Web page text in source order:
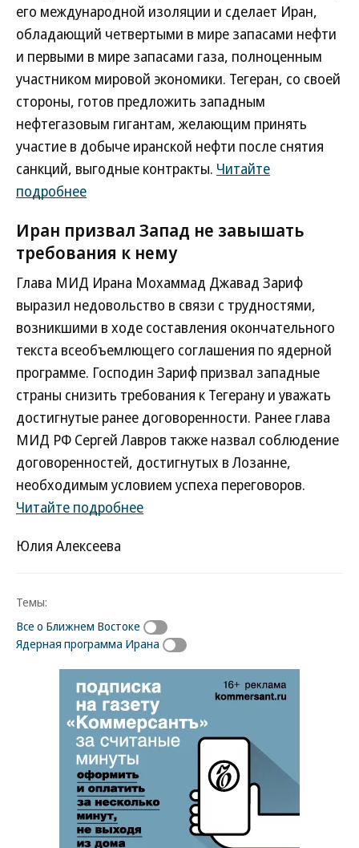
его международной изоляции и сделает Иран,
обладающий четвертыми в мире запасами нефти
и первыми в мире запасами газа, полноценным
участником мировой экономики. Тегеран, со своей
стороны, готов предложить западным
нефтегазовым гигантам, желающим принять
участие в добыче иранской нефти после снятия
санкций, выгодные контракты. Читайте
подробнее
Иран призвал Запад не завышать
требования к нему
Глава МИД Ирана Мохаммад Джавад Зариф
выразил недовольство в связи с трудностями,
возникшими в ходе составления окончательного
текста всеобъемлющего соглашения по ядерной
программе. Господин Зариф призвал западные
страны снизить требования к Тегерану и уважать
достигнутые ранее договоренности. Ранее глава
МИД РФ Сергей Лавров также назвал соблюдение
договоренностей, достигнутых в Лозанне,
необходимым условием успеха переговоров.
Читайте подробнее
Юлия Алексеева
Темы:
Все о Ближнем Востоке
Ядерная программа Ирана